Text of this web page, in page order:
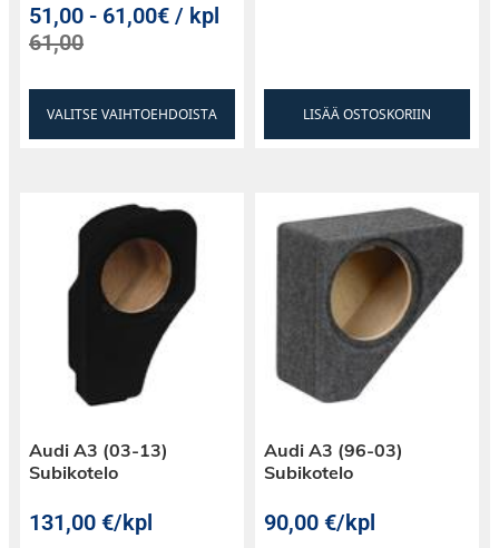
51,00 - 61,00€ / kpl
61,00
VALITSE VAIHTOEHDOISTA LISÄÄ OSTOSKORIIN
Audi A3 (03-13)
Subikotelo
131,00€/kpl
Audi A3 (96-03)
Subikotelo
90,00€/kpl